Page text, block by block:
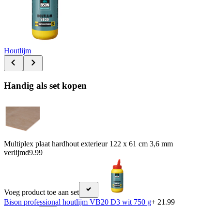
Houtlijm
Handig als set kopen
Multiplex plaat hardhout exterieur 122 x 61 cm 3,6 mm
verlijmd9.99
Voeg product toe aan set
Bison professional houtlijm VB20 D3 wit 750 g+ 21.99